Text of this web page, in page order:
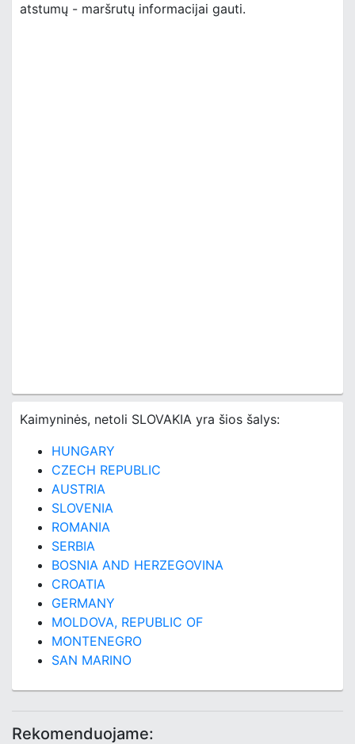
atstumų - maršrutų informacijai gauti.
Kaimyninės, netoli SLOVAKIA yra šios šalys:
HUNGARY
CZECH REPUBLIC
AUSTRIA
SLOVENIA
ROMANIA
SERBIA
BOSNIA AND HERZEGOVINA
CROATIA
GERMANY
MOLDOVA, REPUBLIC OF
MONTENEGRO
SAN MARINO
Rekomenduojame: